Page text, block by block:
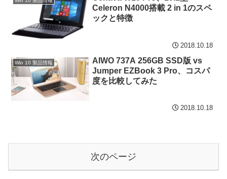
Celeron N4000搭載 2 in 1のスペ
ックと特徴
2018.10.18
Win 10 製品情報
AIWO 737A 256GB SSD版 vs
Jumper EZBook 3 Pro、コスパ
度を比較してみた
2018.10.18
次のページ